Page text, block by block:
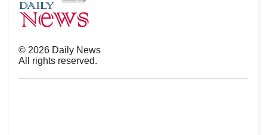
© 2026 Daily News
All rights reserved.